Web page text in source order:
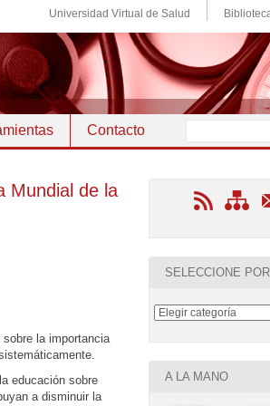
Universidad Virtual de Salud
Contacto
Mundial de la
la importancia
educación sobre
a disminuir la
SELECCIONE
A LA MANO